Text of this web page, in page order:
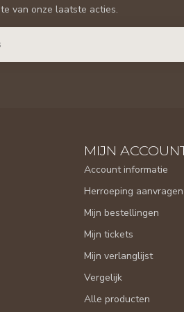
van onze laatste acties.
MIJN
Account informatie
Herroeping aanvragen
Mijn bestellingen
Mijn tickets
Mijn verlanglijst
Vergelijk
Alle producten